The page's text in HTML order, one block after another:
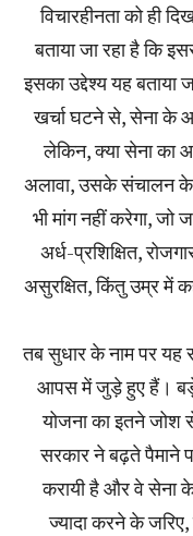
विचारहीनता को ही
बताया जा रहा है कि
इसका उद्देश्य यह बताया
खर्चा घटने से, सेना के
लेकिन, क्या सेना
अलावा, उसके संचालन के
भी मांग नहीं करेगा,
अर्ध-प्रशिक्षित,
असुरक्षित, किंतु उम्र में
तब सुधार के नाम पर यह
आपस में जुड़े हुए हैं। बड़े
योजना का इतने जोश
सरकार ने बढ़ते पैमाने
करायी है और वे सेना
ज्यादा करने के